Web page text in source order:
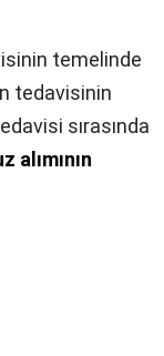
temelinde
tedavisinin
sırasında